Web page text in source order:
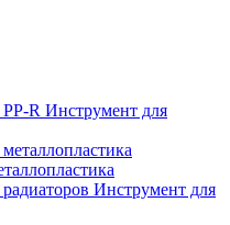
Инструмент для
Инструмент для